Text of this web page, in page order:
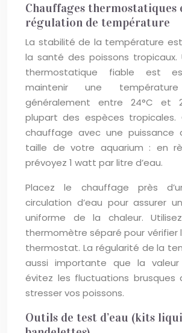
Chauffages thermostatiques
régulation de température
La stabilité de la température
la santé des poissons tropicaux.
thermostatique fiable est
maintenir une
généralement entre 24°C et
plupart des espèces tropicales.
chauffage avec une
taille de votre aquarium : en
prévoyez 1 watt par litre d’eau.
Placez le chauffage près
circulation d’eau pour assurer
uniforme de la chaleur.
thermomètre séparé pour vérifier
thermostat. La régularité de la
aussi importante que la
évitez les fluctuations brusques
stresser vos poissons.
Outils de test d’eau (kits